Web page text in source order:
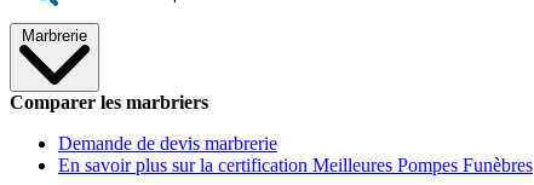
Marbrerie
Comparer les marbriers
Demande de devis marbrerie
En savoir plus sur la certification Meilleures Pompes Funèbres